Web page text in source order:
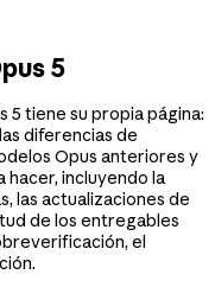
5
5 tiene su propia página:
diferencias de
Opus anteriores y
hacer, incluyendo la
las actualizaciones de
de los entregables
el